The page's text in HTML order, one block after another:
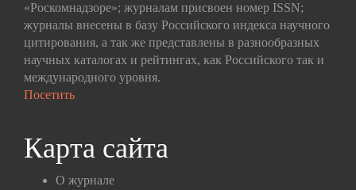
«Роскомнадзоре»; журналам присвоен номер ISSN;
журналы внесены в базу Российского индекса научного
цитирования, а так же представлены в разнообразных
научных каталогах и рейтингах, как Российского так и
международного уровня.
Посетить
Карта сайта
О журнале